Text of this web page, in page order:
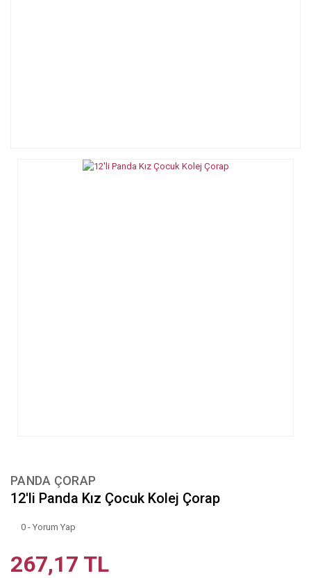
PANDA ÇORAP
12'li Panda Kız Çocuk Kolej Çorap
0 - Yorum Yap
267,17 TL